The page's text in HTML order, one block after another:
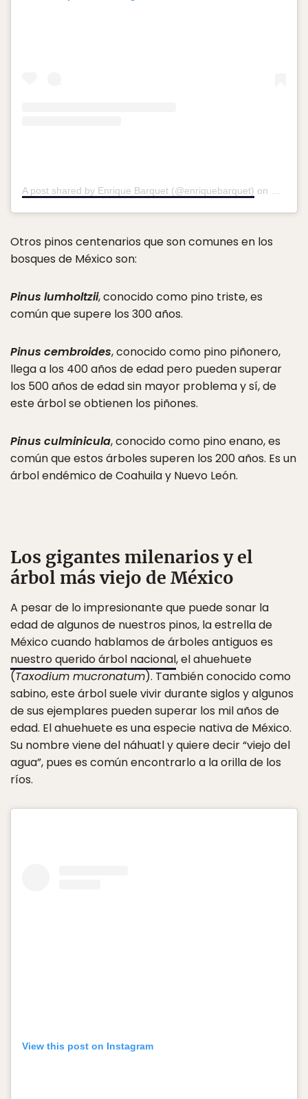
A post shared by Enrique Barquet (@enriquebarquet) on Nov
Otros pinos centenarios que son comunes en los
bosques de México son:
Pinus lumholtzii, conocido como pino triste, es
común que supere los 300 años.
Pinus cembroides, conocido como pino piñonero,
llega a los 400 años de edad pero pueden superar
los 500 años de edad sin mayor problema y sí, de
este árbol se obtienen los piñones.
Pinus culminicula, conocido como pino enano, es
común que estos árboles superen los 200 años. Es un
árbol endémico de Coahuila y Nuevo León.
Los gigantes milenarios y el
árbol más viejo de México
A pesar de lo impresionante que puede sonar la
edad de algunos de nuestros pinos, la estrella de
México cuando hablamos de árboles antiguos es
nuestro querido árbol nacional, el ahuehuete
(Taxodium mucronatum). También conocido como
sabino, este árbol suele vivir durante siglos y algunos
de sus ejemplares pueden superar los mil años de
edad. El ahuehuete es una especie nativa de México.
Su nombre viene del náhuatl y quiere decir “viejo del
agua”, pues es común encontrarlo a la orilla de los
ríos.
View this post on Instagram